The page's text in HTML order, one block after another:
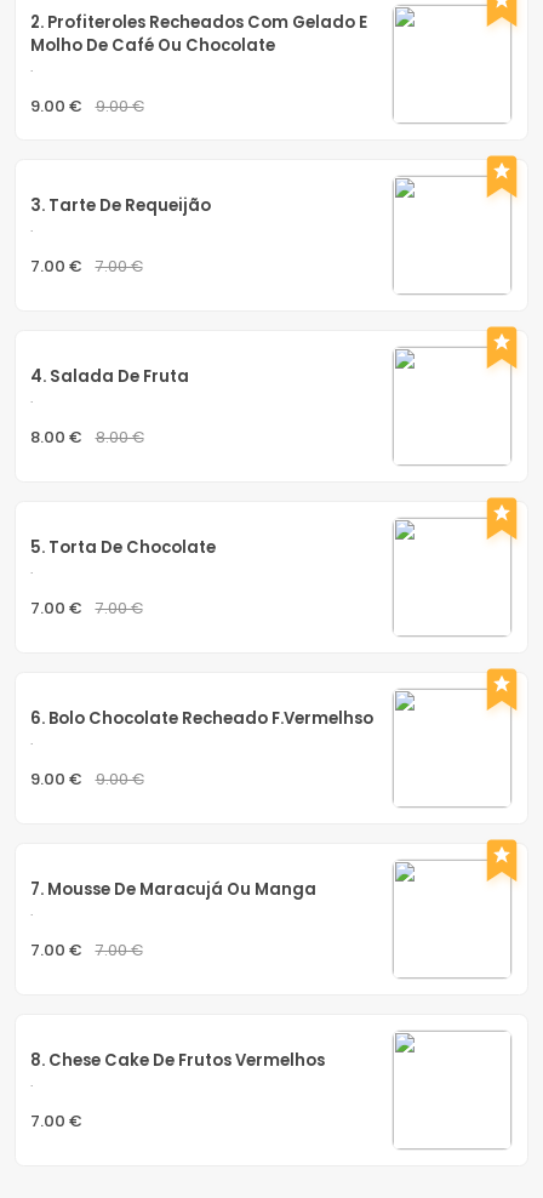
2. Profiteroles Recheados Com Gelado E
Molho De Café Ou Chocolate
.
9.00 € 9.00 €
3. Tarte De Requeijão
.
7.00 € 7.00 €
4. Salada De Fruta
.
8.00 € 8.00 €
5. Torta De Chocolate
.
7.00 € 7.00 €
6. Bolo Chocolate Recheado F.vermelhso
.
9.00 € 9.00 €
7. Mousse De Maracujá Ou Manga
.
7.00 € 7.00 €
8. Chese Cake De Frutos Vermelhos
.
7.00 €